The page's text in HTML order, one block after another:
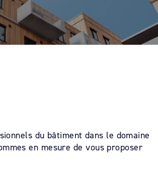
du bâtiment dans le domaine
en mesure de vous proposer